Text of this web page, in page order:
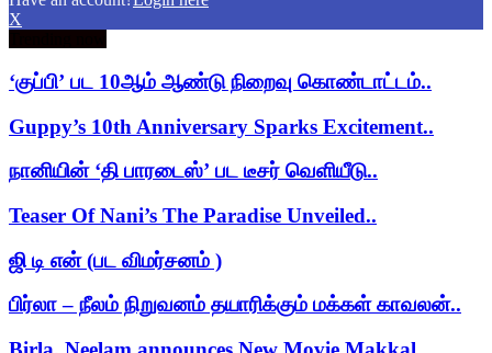
X
‘குப்பி’ பட 10ஆம் ஆண்டு நிறைவு கொண்டாட்டம்..
Guppy’s 10th Anniversary Sparks Excitement..
நானியின் ‘தி பாரடைஸ்’ பட டீசர் வெளியீடு..
Teaser Of Nani’s The Paradise Unveiled..
ஜி டி என் (பட விமர்சனம் )
பிர்லா – நீலம் நிறுவனம் தயாரிக்கும் மக்கள் காவலன்..